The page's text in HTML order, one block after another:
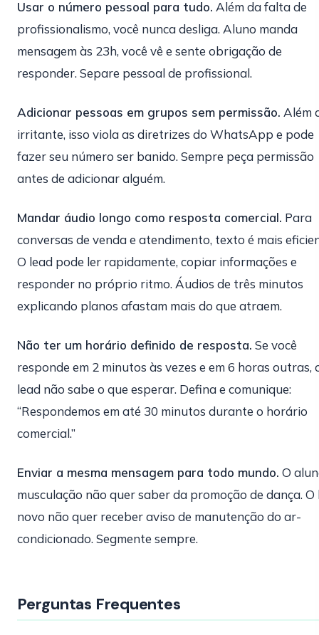
Usar o número pessoal para tudo. Além da falta de
profissionalismo, você nunca desliga. Aluno manda
mensagem às 23h, você vê e sente obrigação de
responder. Separe pessoal de profissional.
Adicionar pessoas em grupos sem permissão. Além
irritante, isso viola as diretrizes do WhatsApp e pode
fazer seu número ser banido. Sempre peça permissão
antes de adicionar alguém.
Mandar áudio longo como resposta comercial. Para
conversas de venda e atendimento, texto é mais
O lead pode ler rapidamente, copiar informações e
responder no próprio ritmo. Áudios de três minutos
explicando planos afastam mais do que atraem.
Não ter um horário definido de resposta. Se você
responde em 2 minutos às vezes e em 6 horas outras,
lead não sabe o que esperar. Defina e comunique:
“Respondemos em até 30 minutos durante o horário
comercial.”
Enviar a mesma mensagem para todo mundo. O
musculação não quer saber da promoção de dança. O
novo não quer receber aviso de manutenção do ar-
condicionado. Segmente sempre.
Perguntas Frequentes